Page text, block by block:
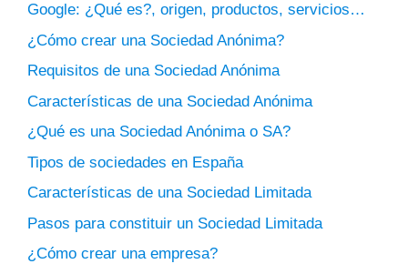
Google: ¿Qué es?, origen, productos, servicios…
¿Cómo crear una Sociedad Anónima?
Requisitos de una Sociedad Anónima
Características de una Sociedad Anónima
¿Qué es una Sociedad Anónima o SA?
Tipos de sociedades en España
Características de una Sociedad Limitada
Pasos para constituir un Sociedad Limitada
¿Cómo crear una empresa?